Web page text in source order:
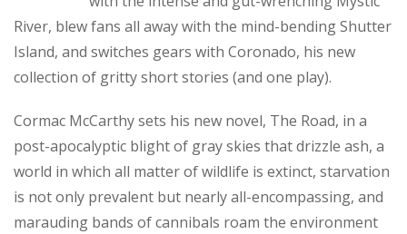
River, blew fans all away with the mind-bending Shutter
Island, and switches gears with Coronado, his new
collection of gritty short stories (and one play).
Cormac McCarthy sets his new novel, The Road, in a
post-apocalyptic blight of gray skies that drizzle ash, a
world in which all matter of wildlife is extinct, starvation
is not only prevalent but nearly all-encompassing, and
marauding bands of cannibals roam the environment